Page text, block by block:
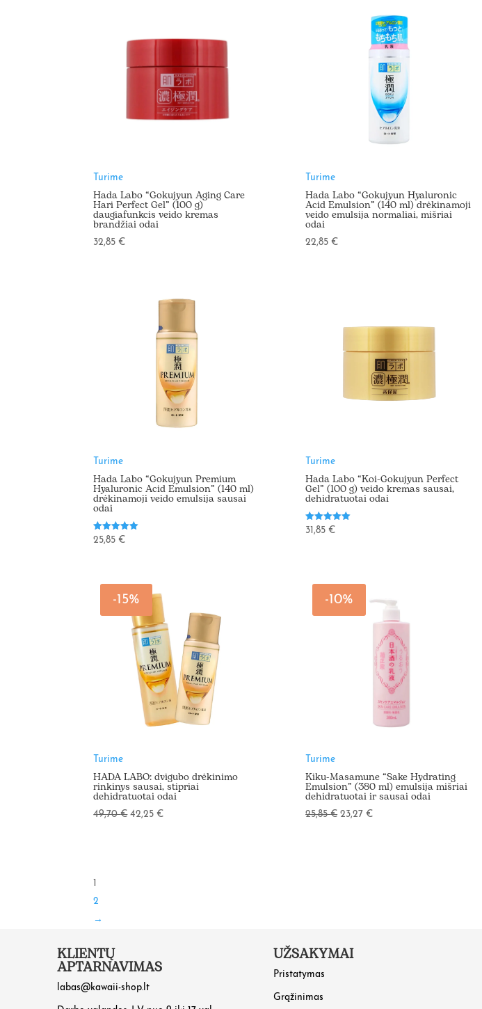
Turime
Hada Labo “Gokujyun Aging Care
Hari Perfect Gel” (100 g)
daugiafunkcis veido kremas
brandžiai odai
32,85€
Turime
Hada Labo “Gokujyun Hyaluronic
Acid Emulsion” (140 ml) drėkinamoji
veido emulsija normaliai, mišriai
odai
22,85€
Turime
Hada Labo “Gokujyun Premium
Hyaluronic Acid Emulsion” (140 ml)
drėkinamoji veido emulsija sausai
odai
Įvertinimas:
5.00
25,85€
Turime
Hada Labo “Koi-Gokujyun Perfect
Gel” (100 g) veido kremas sausai,
dehidratuotai odai
Įvertinimas:
5.00
31,85€
-15%
Turime
HADA LABO: dvigubo drėkinimo
rinkinys sausai, stipriai
dehidratuotai odai
49,70€ Original
42,25€Current
-10%
Turime
Kiku-Masamune “Sake Hydrating
Emulsion” (380 ml) emulsija mišriai
dehidratuotai ir sausai odai
25,85€ Original
23,27€Current
1
2
→
KLIENTŲ
APTARNAVIMAS
labas@kawaii-shop.lt
UŽSAKYMAI
Pristatymas
Grąžinimas